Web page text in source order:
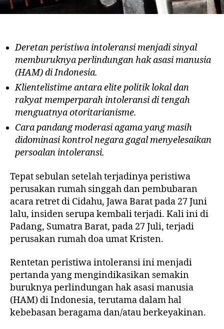
Deretan peristiwa intoleransi menjadi sinyal
memburuknya perlindungan hak asasimanusia
(HAM) di Indonesia.
Klientelistime antara elite politik lokal dan
rakyat memperparah intoleransi di tengah
menguatnya otoritarianisme.
Cara pandang moderasi agama yang masih
didominasi kontrol negara gagalmenyelesaikan
persoalan intoleransi.
Tepat sebulan setelah terjadinya peristiwa
perusakan rumah singgah dan pembubaran
acara retret di Cidahu, Jawa Barat pada 27 Juni
lalu, insiden serupa kembali terjadi. Kali ini di
Padang, Sumatra Barat, pada 27 Juli, terjadi
perusakan rumah doa umat Kristen.
Rentetan peristiwa intoleransi ini menjadi
pertanda yang mengindikasikan semakin
buruknya perlindungan hak asasi manusia
(HAM) di Indonesia, terutama dalam hal
kebebasan beragama dan/atau berkeyakinan.